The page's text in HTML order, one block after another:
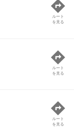
ルート
を見る
ルート
を見る
ルート
を見る